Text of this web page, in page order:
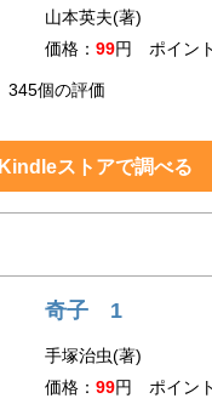
山本英夫(著)
価格： 99円 ポイント
345個の評価
Kindleストアで調べる
奇子 1
手塚治虫(著)
価格： 99円 ポイント